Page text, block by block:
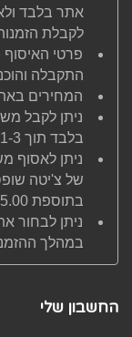
אתר בלבד
לקבלת
פרטי
התקבלה
המחירים
בלבד תוך 1-3 ימי עסקים.
בתוספת 15.00 ש"ח.
ניתן לבחור
במהלך
החשבון שלי